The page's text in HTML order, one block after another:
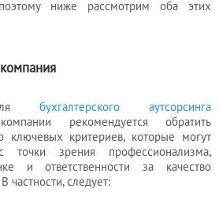
поэтому ниже рассмотрим оба этих
бухгалтерского аутсорсинга
рекомендуется обратить
ключевых критериев, которые могут
точки зрения профессионализма,
и ответственности за качество
частности, следует: